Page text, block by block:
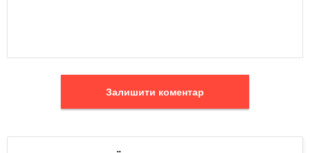
Залишити коментар